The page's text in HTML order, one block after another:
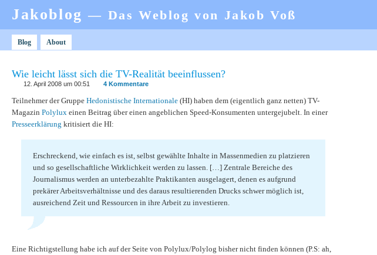
Jakoblog— Das Weblog von Jakob Voß
Blog About
Wie leicht lässt sich die TV-Realität beeinflussen?
12. April 2008 um 00:51 4 Kommentare
Teilnehmer der Gruppe Hedonistische Internationale (HI) haben dem (eigentlich ganz netten) TV-
Magazin Polylux einen Beitrag über einen angeblichen Speed-Konsumenten untergejubelt. In einer
Presseerklärung kritisiert die HI:
Erschreckend, wie einfach es ist, selbst gewählte Inhalte in Massenmedien zu platzieren
und so gesellschaftliche Wirklichkeit werden zu lassen. […] Zentrale Bereiche des
Journalismus werden an unterbezahlte Praktikanten ausgelagert, denen es aufgrund
prekärer Arbeitsverhältnisse und des daraus resultierenden Drucks schwer möglich ist,
ausreichend Zeit und Ressourcen in ihre Arbeit zu investieren.
Eine Richtigstellung habe ich auf der Seite von Polylux/Polylog bisher nicht finden können (P.S: ah,